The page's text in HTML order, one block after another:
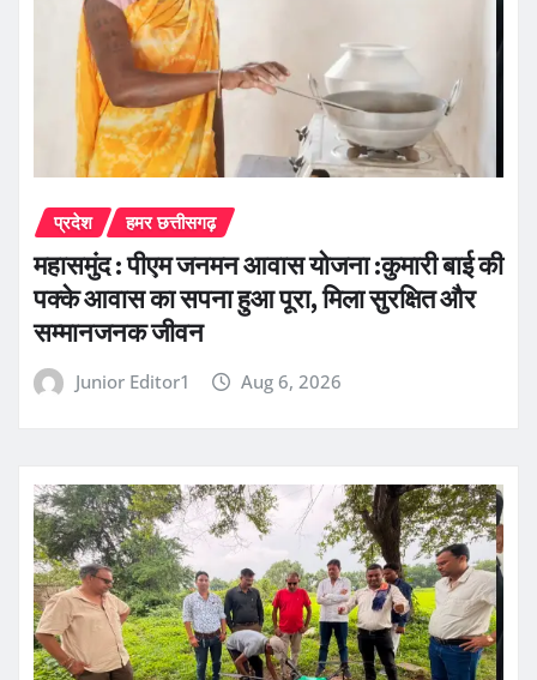
प्रदेश हमर छत्तीसगढ़
महासमुंद : पीएम जनमन आवास योजना :कुमारी बाई की
पक्के आवास का सपना हुआ पूरा, मिला सुरक्षित और
सम्मानजनक जीवन
Junior Editor1 Aug 6, 2026